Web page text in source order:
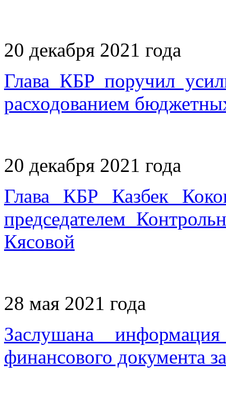
20 декабря 2021 года
Глава КБР поручил
расходованием
20 декабря 2021 года
Глава КБР Казбек
председателем
Кясовой
28 мая 2021 года
Заслушана
финансового документа